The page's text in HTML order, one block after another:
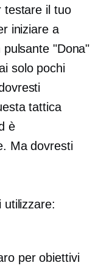
testare il tuo
iniziare a
"Dona"
solo pochi
tattica
è
Ma dovresti
utilizzare:
per obiettivi